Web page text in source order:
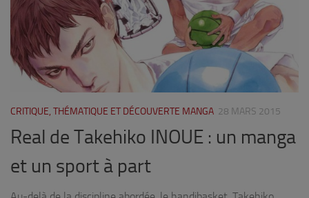
CRITIQUE, THÉMATIQUE ET DÉCOUVERTE MANGA 28 MARS 2015
Real de Takehiko INOUE : un manga
et un sport à part